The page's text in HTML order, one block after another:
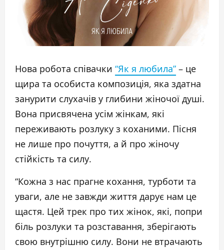
Нова робота співачки “Як я любила” – це
щира та особиста композиція, яка здатна
занурити слухачів у глибини жіночої душі.
Вона присвячена усім жінкам, які
переживають розлуку з коханими. Пісня
не лише про почуття, а й про жіночу
стійкість та силу.
“Кожна з нас прагне кохання, турботи та
уваги, але не завжди життя дарує нам це
щастя. Цей трек про тих жінок, які, попри
біль розлуки та розставання, зберігають
свою внутрішню силу. Вони не втрачають